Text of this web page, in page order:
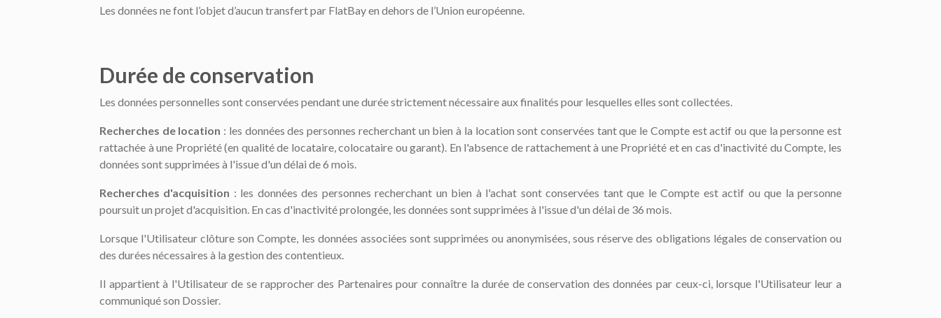
Les données ne font l’objet d’aucun transfert par FlatBay en dehors de l’Union européenne.
Durée de conservation
Les données personnelles sont conservées pendant une durée strictement nécessaire aux finalités pour lesquelles elles sont collectées.
Recherches de location : les données des personnes recherchant un bien à la location sont conservées tant que le Compte est actif ou que la personne est
rattachée à une Propriété (en qualité de locataire, colocataire ou garant). En l'absence de rattachement à une Propriété et en cas d'inactivité du Compte, les
données sont supprimées à l'issue d'un délai de 6 mois.
Recherches d'acquisition : les données des personnes recherchant un bien à l'achat sont conservées tant que le Compte est actif ou que la personne
poursuit un projet d'acquisition. En cas d'inactivité prolongée, les données sont supprimées à l'issue d'un délai de 36 mois.
Lorsque l'Utilisateur clôture son Compte, les données associées sont supprimées ou anonymisées, sous réserve des obligations légales de conservation ou
des durées nécessaires à la gestion des contentieux.
Il appartient à l'Utilisateur de se rapprocher des Partenaires pour connaître la durée de conservation des données par ceux-ci, lorsque l'Utilisateur leur a
communiqué son Dossier.